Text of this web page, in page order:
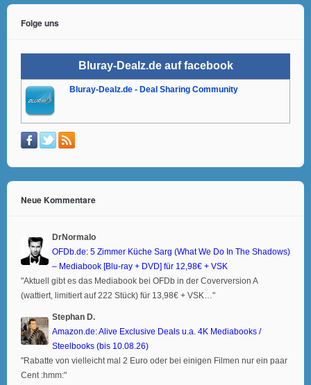
Folge uns
Bluray-Dealz.de auf facebook
Bluray-Dealz.de - Deal Sharing Community
Neue Kommentare
DrNormalo
OFDb.de: 5 Zimmer Küche Sarg (What We Do In The Shadows)
– Mediabook [Blu-ray + DVD] für 12,98€ + VSK
"Aktuell gibt es das Mediabook bei OFDb in der Coverversion A
(wattiert, limitiert auf 222 Stück) für 13,98€ + VSK…"
Stephan D.
Amazon.de: Alive Exclusive Deals u.a. 4K Mediabooks /
Steelbooks (bis 10.08.26)
"Rabatte von vielleicht mal 2 Euro oder bei einigen Filmen nur ein paar
Cent :hmm:"